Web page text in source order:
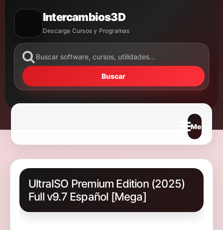
Intercambios3D
Descarga Cursos y Programas
Buscar
Abrir
UltraISO Premium Edition (2025)
Full v9.7 Español [Mega]